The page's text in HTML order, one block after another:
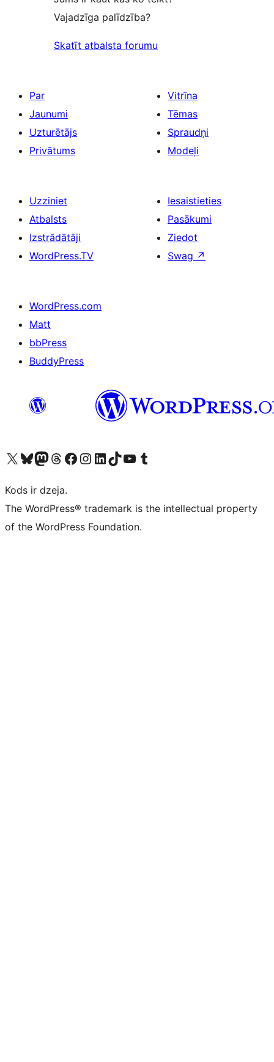
Vajadzīga palīdzība?
Skatīt atbalsta forumu
Par
Jaunumi
Uzturētājs
Privātums
Vitrīna
Tēmas
Spraudņi
Modeļi
Uzziniet
Atbalsts
Izstrādātāji
WordPress.TV
Iesaistieties
Pasākumi
Ziedot
Swag ↗
WordPress.com
Matt
bbPress
BuddyPress
Apmeklējiet mūsu X (agrāk Twitter) kontu
Apmeklējiet mūsu Bluesky kontu
Apmeklējiet mūsu Mastodon kontu
Apmeklējiet mūsu Threads kontu
Apmeklējiet mūsu Facebook lapuApmeklējiet mūsu Instagram kontu
Apmeklējiet mūsu LinkedIn kontu
Apmeklējiet mūsu TikTok kontu
Apmeklējiet mūsu YouTube kanālu
Apmeklējiet mūsu Tumblr kontu
Kods ir dzeja.
The WordPress® trademark is the intellectual property
of the WordPress Foundation.